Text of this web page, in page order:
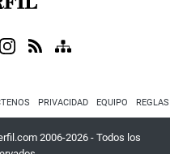
PRIVACIDAD EQUIPO
2006-2026 - Todos los